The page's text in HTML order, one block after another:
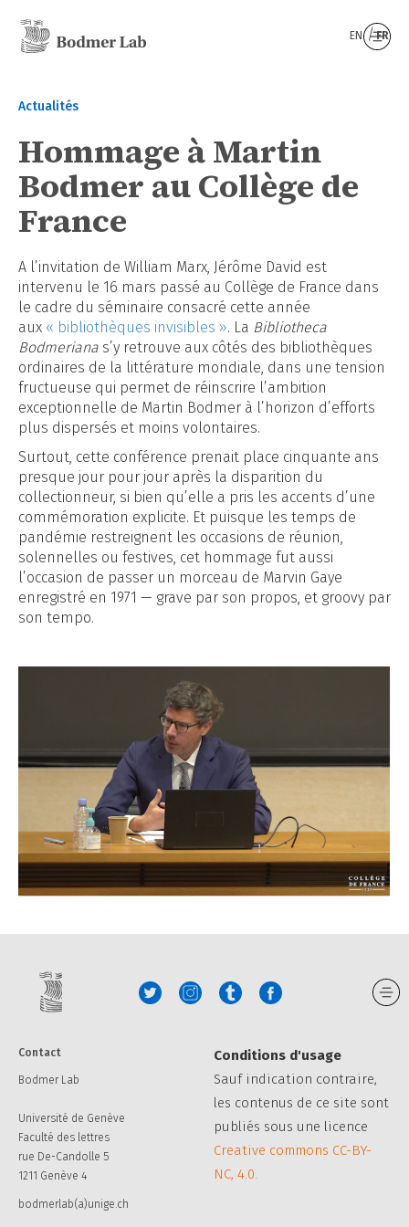
EN FR
Actualités
Hommage à Martin
Bodmer au Collège de
France
A l’invitation de William Marx, Jérôme David est
intervenu le 16 mars passé au Collège de France dans
le cadre du séminaire consacré cette année
aux « bibliothèques invisibles ». La Bibliotheca
Bodmeriana s’y retrouve aux côtés des bibliothèques
ordinaires de la littérature mondiale, dans une tension
fructueuse qui permet de réinscrire l’ambition
exceptionnelle de Martin Bodmer à l’horizon d’efforts
plus dispersés et moins volontaires.
Surtout, cette conférence prenait place cinquante ans
presque jour pour jour après la disparition du
collectionneur, si bien qu’elle a pris les accents d’une
commémoration explicite. Et puisque les temps de
pandémie restreignent les occasions de réunion,
solennelles ou festives, cet hommage fut aussi
l’occasion de passer un morceau de Marvin Gaye
enregistré en 1971 — grave par son propos, et groovy par
son tempo.
Contact
Bodmer Lab
Université de Genève
Faculté des lettres
rue De-Candolle 5
1211 Genève 4
bodmerlab(a)unige.ch
Conditions d'usage
Sauf indication contraire,
les contenus de ce site sont
publiés sous une licence
Creative commons CC-BY-
NC, 4.0.